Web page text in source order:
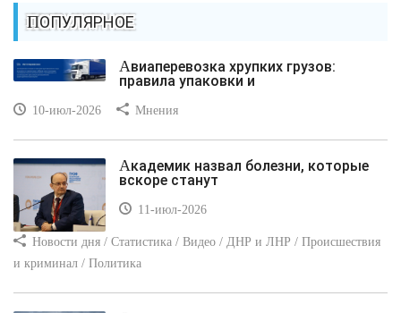
ПОПУЛЯРНОЕ
Авиаперевозка хрупких грузов:
правила упаковки и
10-июл-2026 Мнения
Академик назвал болезни, которые
вскоре станут
11-июл-2026
Новости дня / Статистика / Видео / ДНР и ЛНР / Происшествия
и криминал / Политика